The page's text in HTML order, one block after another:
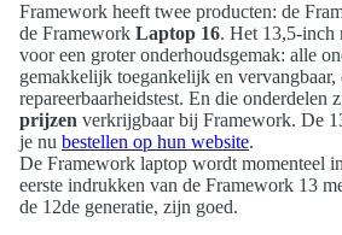
Framework heeft twee producten: de
de Framework Laptop 16. Het 13,5-inch
voor een groter onderhoudsgemak: alle
gemakkelijk toegankelijk en vervangbaar,
repareerbaarheidstest. En die onderdelen
prijzen verkrijgbaar bij Framework. De
je nu bestellen op hun website.
De Framework laptop wordt momenteel
eerste indrukken van de Framework 13
de 12de generatie, zijn goed.